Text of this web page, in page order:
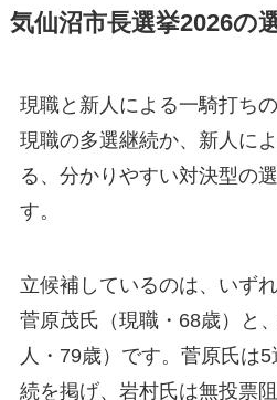
気仙沼市長選挙2026の
現職と新人による一騎打ち
現職の多選継続か、新人に
る、分かりやすい対決型の
す。
立候補しているのは、いず
菅原茂氏（現職・68歳）と
人・79歳）です。菅原氏は
続を掲げ、岩村氏は無投票